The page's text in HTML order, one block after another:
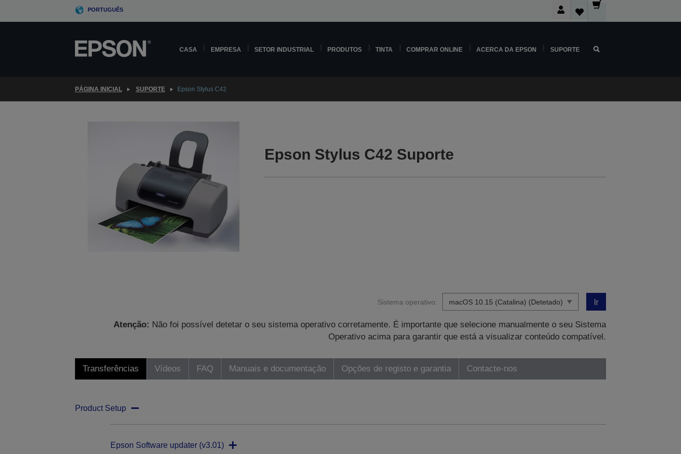
PORTUGUÊS
CASA EMPRESA SETOR INDUSTRIAL PRODUTOS TINTA COMPRAR ONLINE ACERCA DA EPSON SUPORTE
PÁGINA INICIAL SUPORTE Epson Stylus C42
Epson Stylus C42 Suporte
Sistema operativo: Ir
Atenção: Não foi possível detetar o seu sistema operativo corretamente. É importante que selecione manualmente o seu Sistema
Operativo acima para garantir que está a visualizar conteúdo compatível.
Transferências Vídeos FAQ Manuais e documentação Opções de registo e garantia Contacte-nos
Product Setup
Epson Software updater (v3.01)